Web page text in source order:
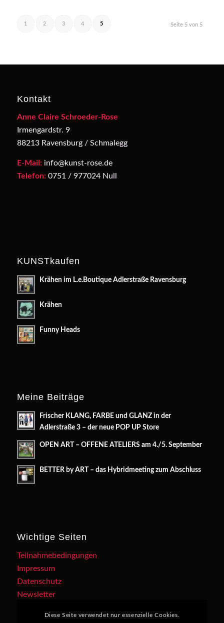
Seite 5 von 5
1 2 3 4 5
Kontakt
Anne Claire Schroeder-Rose
Irmengardstr. 9
88213 Ravensburg / Schmalegg
E-Mail:info@kunst-rose.de
Telefon:0751 / 977024 Null
KUNSTkaufen
Krähen im L.e.Boutique Adlerstraße Ravensburg
Krähen
Funny Heads
Meine Beiträge
Frischer KLANG, FARBE und GLANZ in der
Adlerstraße 3 – der neue POP UP Store
OPEN ART – OFFENE ATELIERS am 4./5. September
BETTER by ART – das Hybridmeeting zum Abschluss
Wichtige Seiten
Teilnahmebedingungen
Impressum
Datenschutz
Newsletter
Diese Seite verwendet nur essenzielle Cookies.